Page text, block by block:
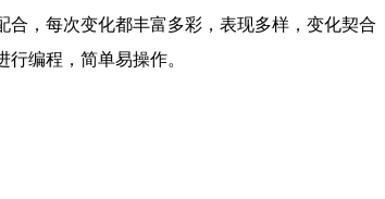
，每次变化都丰富多彩，表现多样，变化契合
编程，简单易操作。